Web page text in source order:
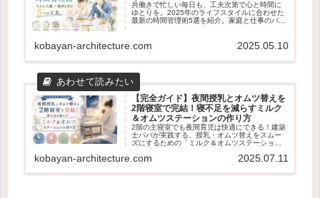
共働きで忙しい毎日も、工夫次第で心と時間に
ゆとりを。2025年のライフスタイルに合わせた
最新の時間管理術5選を紹介。家庭と仕事のバラ
kobayan-architecture.com 2025.05.10
【完全ガイド】夜間授乳とオムツ替えを
2階寝室で完結！寝不足を減らすミルク
＆オムツステーションの作り方
2階の主寝室でも夜間育児は快適にできる！建築
士パパが実践する、授乳・オムツ替えをスムー
ズにするための「ミルク＆オムツステーショ
乳・粉ミルクの使い分けや夫婦の寝方までリア
kobayan-architecture.com 2025.07.11